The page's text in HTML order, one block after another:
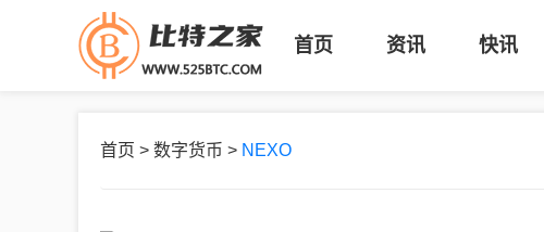
首页 资讯 快讯
首页 > 数字货币 > NEXO